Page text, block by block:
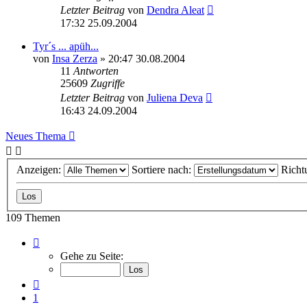
Letzter Beitrag von Dendra Aleat
17:32 25.09.2004
Tyr´s ... apüh...
von Insa Zerza » 20:47 30.08.2004
11 Antworten
25609 Zugriffe
Letzter Beitrag von Juliena Deva
16:43 24.09.2004
Neues Thema
Anzeigen: Sortiere nach:
109 Themen
von
Gehe zu Seite:
1